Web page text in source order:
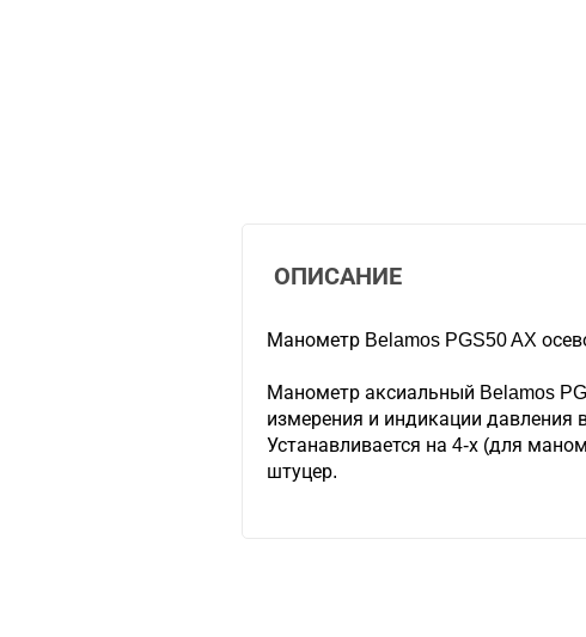
ОПИСАНИЕ
Манометр Belamos PGS50 AX
Манометр аксиальный Belamos
измерения и индикации давления
Устанавливается на 4-х (для
штуцер.